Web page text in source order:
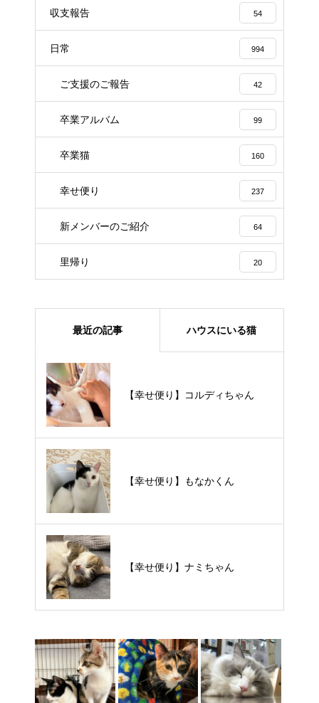
収支報告 54
日常 994
ご支援のご報告 42
卒業アルバム 99
卒業猫 160
幸せ便り 237
新メンバーのご紹介 64
里帰り 20
最近の記事 ハウスにいる猫
【幸せ便り】コルディちゃん
【幸せ便り】もなかくん
【幸せ便り】ナミちゃん
【里親様募集中】メメちゃん
【里親様募集中】スンスンちゃん
【里親様募集中】タルトくん